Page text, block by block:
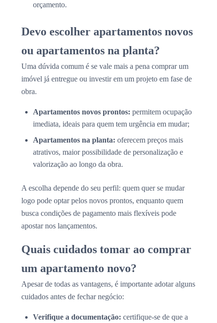
orçamento.
Devo escolher apartamentos novos
ou apartamentos na planta?
Uma dúvida comum é se vale mais a pena comprar um
imóvel já entregue ou investir em um projeto em fase de
obra.
Apartamentos novos prontos: permitem ocupação
imediata, ideais para quem tem urgência em mudar;
Apartamentos na planta: oferecem preços mais
atrativos, maior possibilidade de personalização e
valorização ao longo da obra.
A escolha depende do seu perfil: quem quer se mudar
logo pode optar pelos novos prontos, enquanto quem
busca condições de pagamento mais flexíveis pode
apostar nos lançamentos.
Quais cuidados tomar ao comprar
um apartamento novo?
Apesar de todas as vantagens, é importante adotar alguns
cuidados antes de fechar negócio:
Verifique a documentação: certifique-se de que a